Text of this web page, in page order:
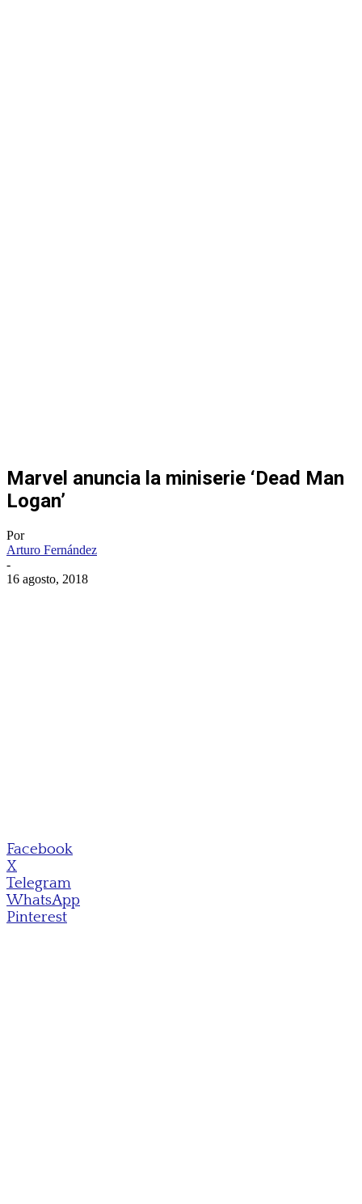
Marvel anuncia la miniserie ‘Dead Man
Logan’
Por
Arturo Fernández
-
16 agosto, 2018
Facebook
X
Telegram
WhatsApp
Pinterest